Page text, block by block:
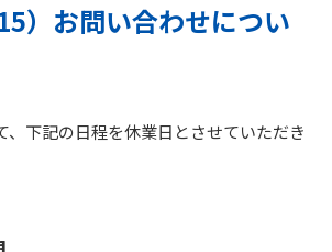
）お問い合わせについ
、下記の日程を休業日とさせていただき